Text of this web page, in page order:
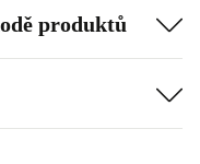
produktů